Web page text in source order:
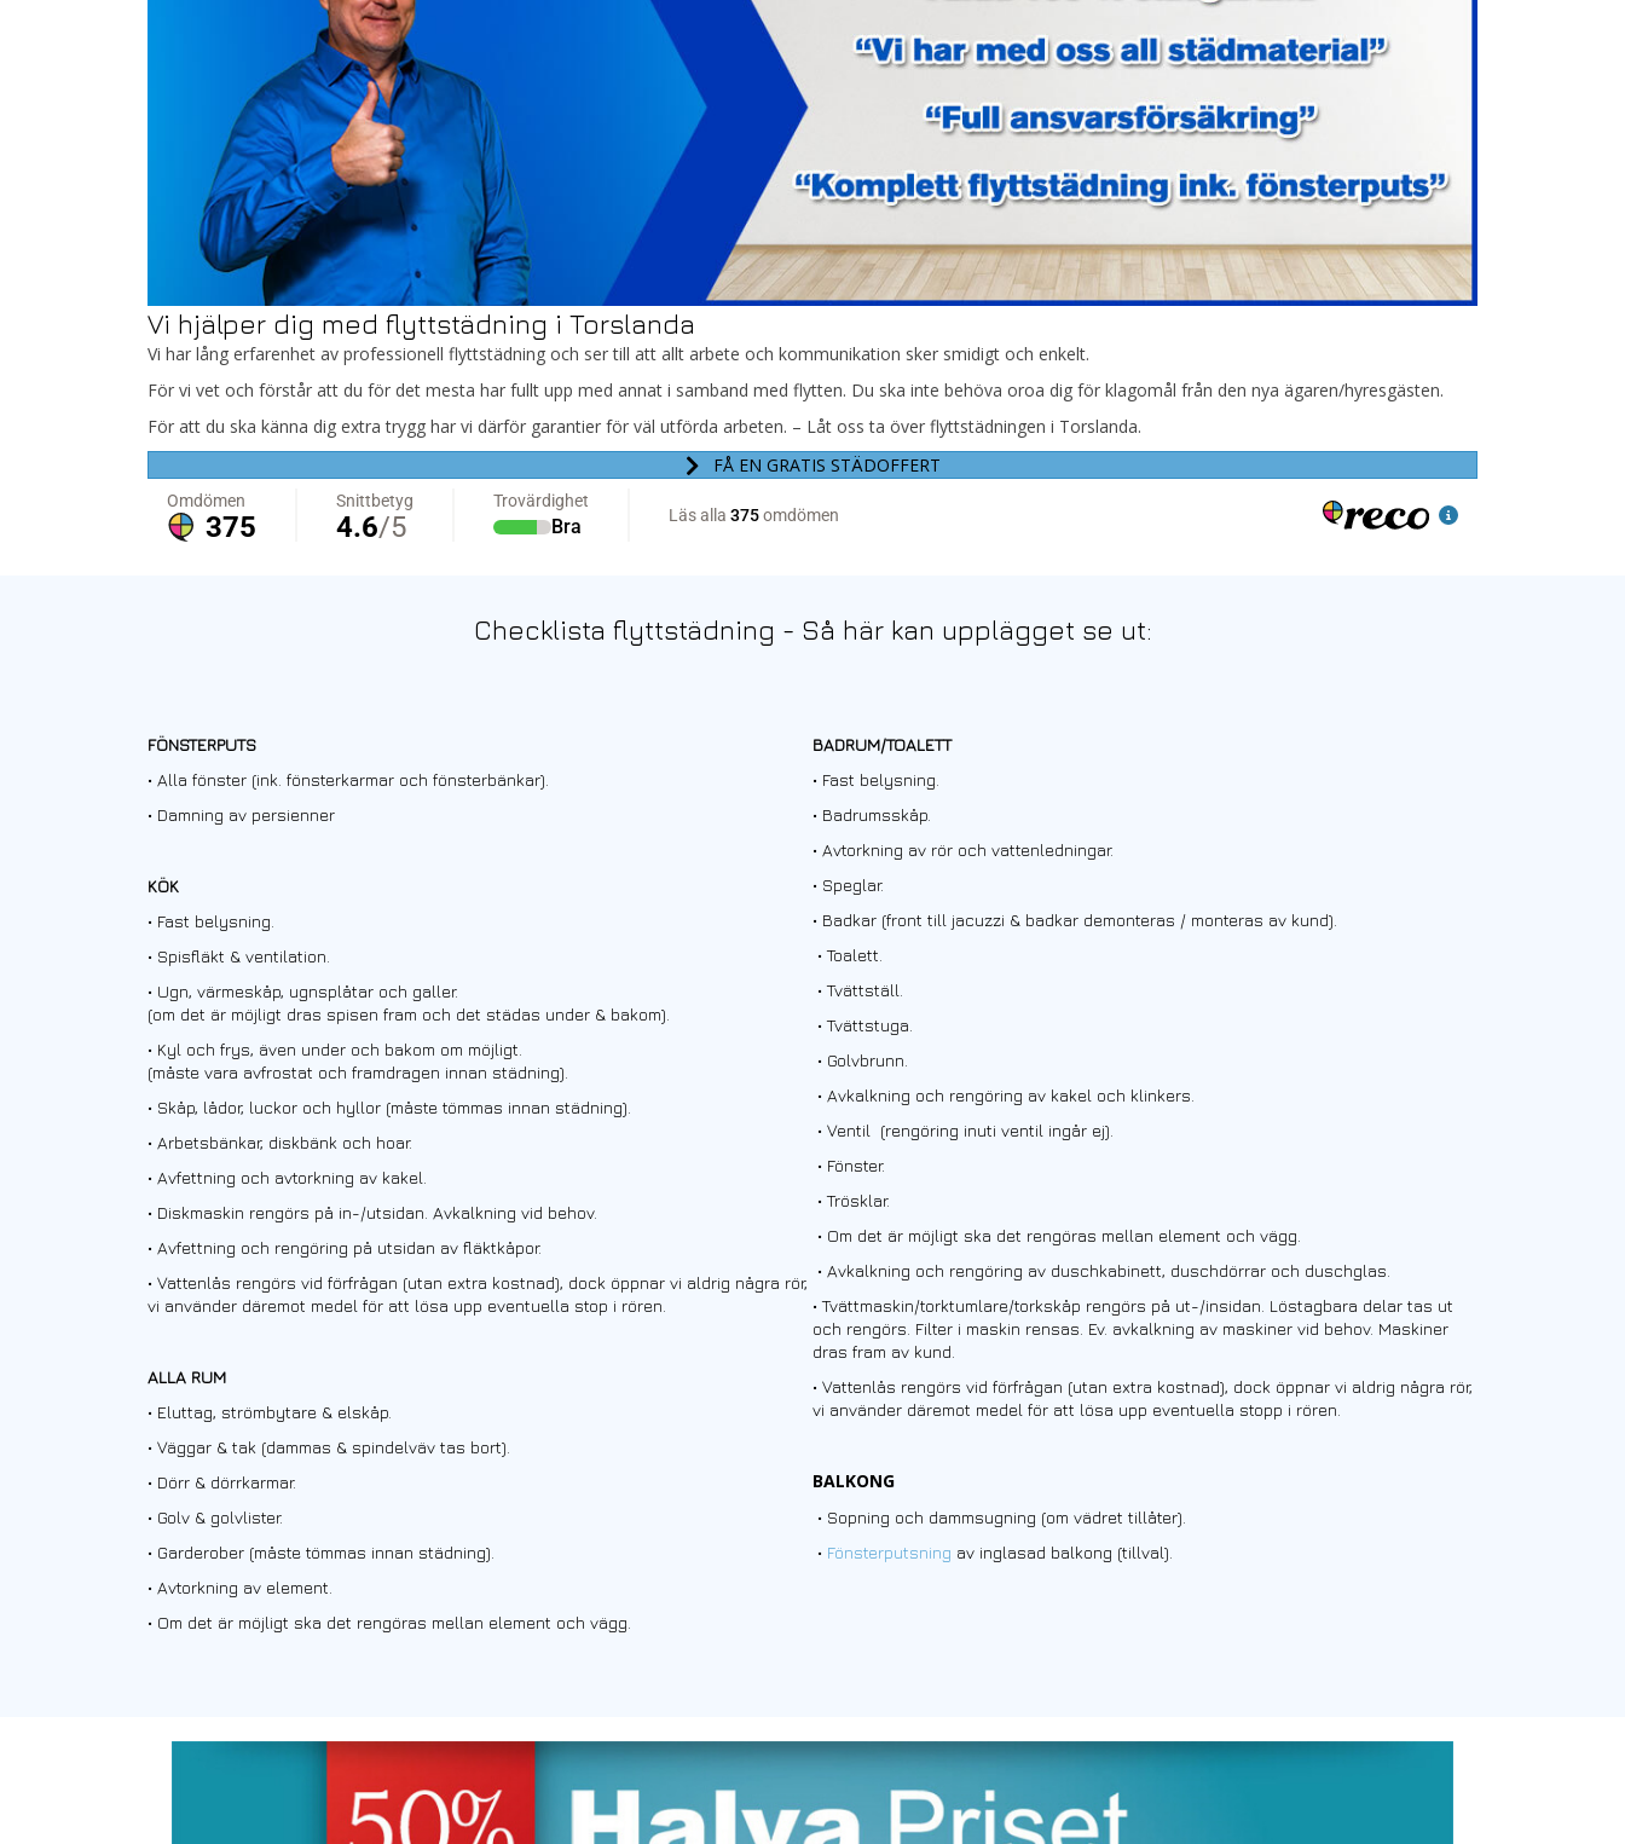
Vi hjälper dig med flyttstädning i Torslanda
Vi har lång erfarenhet av professionell flyttstädning och ser till att allt arbete och kommunikation sker smidigt och enkelt.
För vi vet och förstår att du för det mesta har fullt upp med annat i samband med flytten. Du ska inte behöva oroa dig för klagomål från den nya ägaren/hyresgästen.
För att du ska känna dig extra trygg har vi därför garantier för väl utförda arbeten. – Låt oss ta över flyttstädningen i Torslanda.
FÅ EN GRATIS STÄDOFFERT
Checklista flyttstädning - Så här kan upplägget se ut:
FÖNSTERPUTS
• Alla fönster (ink. fönsterkarmar och fönsterbänkar).
• Damning av persienner
KÖK
• Fast belysning.
• Spisfläkt & ventilation.
• Ugn, värmeskåp, ugnsplåtar och galler.
(om det är möjligt dras spisen fram och det städas under & bakom).
• Kyl och frys, även under och bakom om möjligt.
(måste vara avfrostat och framdragen innan städning).
• Skåp, lådor, luckor och hyllor (måste tömmas innan städning).
• Arbetsbänkar, diskbänk och hoar.
• Avfettning och avtorkning av kakel.
• Diskmaskin rengörs på in-/utsidan. Avkalkning vid behov.
• Avfettning och rengöring på utsidan av fläktkåpor.
• Vattenlås rengörs vid förfrågan (utan extra kostnad), dock öppnar vi aldrig några rör,
vi använder däremot medel för att lösa upp eventuella stop i rören.
ALLA RUM
• Eluttag, strömbytare & elskåp.
• Väggar & tak (dammas & spindelväv tas bort).
• Dörr & dörrkarmar.
• Golv & golvlister.
• Garderober (måste tömmas innan städning).
• Avtorkning av element.
• Om det är möjligt ska det rengöras mellan element och vägg.
BADRUM/TOALETT
• Fast belysning.
• Badrumsskåp.
• Avtorkning av rör och vattenledningar.
• Speglar.
• Badkar (front till jacuzzi & badkar demonteras / monteras av kund).
• Toalett.
• Tvättställ.
• Tvättstuga.
• Golvbrunn.
• Avkalkning och rengöring av kakel och klinkers.
• Ventil (rengöring inuti ventil ingår ej).
• Fönster.
• Trösklar.
• Om det är möjligt ska det rengöras mellan element och vägg.
• Avkalkning och rengöring av duschkabinett, duschdörrar och duschglas.
• Tvättmaskin/torktumlare/torkskåp rengörs på ut-/insidan. Löstagbara delar tas ut
och rengörs. Filter i maskin rensas. Ev. avkalkning av maskiner vid behov. Maskiner
dras fram av kund.
• Vattenlås rengörs vid förfrågan (utan extra kostnad), dock öppnar vi aldrig några rör,
vi använder däremot medel för att lösa upp eventuella stopp i rören.
BALKONG
• Sopning och dammsugning (om vädret tillåter).
• Fönsterputsning av inglasad balkong (tillval).